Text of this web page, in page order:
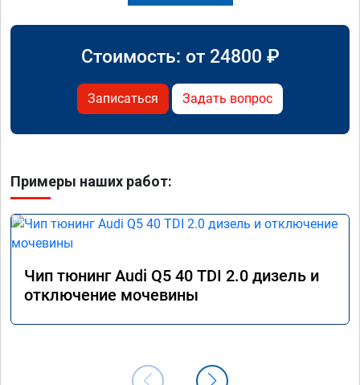
Стоимость: от 24800 ₽
Записаться Задать вопрос
Примеры наших работ:
Чип тюнинг Audi Q5 40 TDI 2.0 дизель и
отключение мочевины